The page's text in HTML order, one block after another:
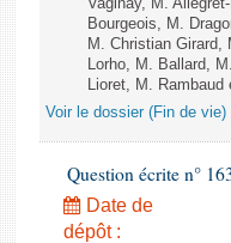
Vaginay, M.
Bourgeois, M.
M. Christian Girard,
Lorho, M. Ballard,
Lioret, M.
Voir le dossier (Fin de vie)
Question écrite n°
Date de
dépôt :